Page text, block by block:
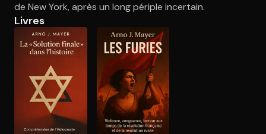
de New York, après un long périple incertain.
Livres